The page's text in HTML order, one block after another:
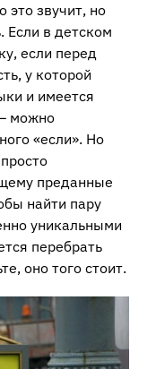
это звучит, но
Если в детском
если перед
у которой
и имеется
можно
«если». Но
преданные
найти пару
уникальными
перебрать
оно того стоит.